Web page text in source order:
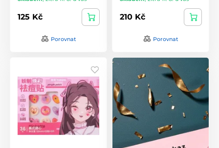
125 Kč
Porovnat
210 Kč
Porovnat